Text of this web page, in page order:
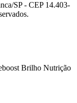
SP - CEP 14.403-
Brilho Nutrição